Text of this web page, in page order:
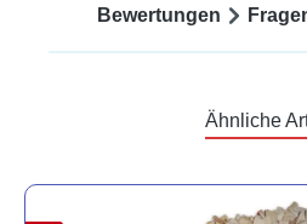
Bewertungen
Ähnliche